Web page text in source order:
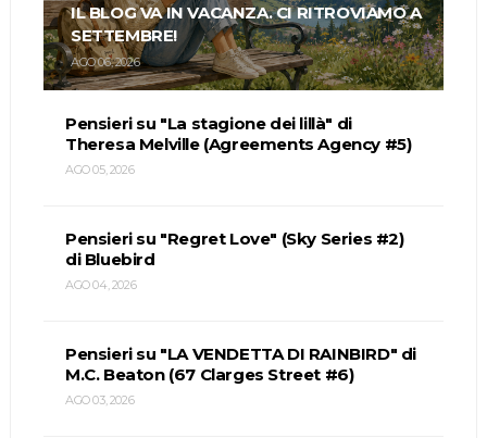
IL BLOG VA IN VACANZA. CI RITROVIAMO A
SETTEMBRE!
AGO 06, 2026
Pensieri su "La stagione dei lillà" di
Theresa Melville (Agreements Agency #5)
AGO 05, 2026
Pensieri su "Regret Love" (Sky Series #2)
di Bluebird
AGO 04, 2026
Pensieri su "LA VENDETTA DI RAINBIRD" di
M.C. Beaton (67 Clarges Street #6)
AGO 03, 2026